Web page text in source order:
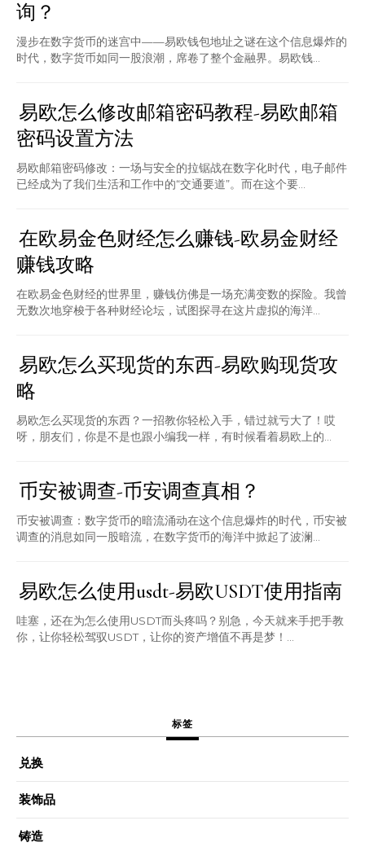
询？
漫步在数字货币的迷宫中——易欧钱包地址之谜在这个信息爆炸的
时代，数字货币如同一股浪潮，席卷了整个金融界。易欧钱...
易欧怎么修改邮箱密码教程-易欧邮箱
密码设置方法
易欧邮箱密码修改：一场与安全的拉锯战在数字化时代，电子邮件
已经成为了我们生活和工作中的“交通要道”。而在这个要...
在欧易金色财经怎么赚钱-欧易金财经
赚钱攻略
在欧易金色财经的世界里，赚钱仿佛是一场充满变数的探险。我曾
无数次地穿梭于各种财经论坛，试图探寻在这片虚拟的海洋...
易欧怎么买现货的东西-易欧购现货攻
略
易欧怎么买现货的东西？一招教你轻松入手，错过就亏大了！哎
呀，朋友们，你是不是也跟小编我一样，有时候看着易欧上的...
币安被调查-币安调查真相？
币安被调查：数字货币的暗流涌动在这个信息爆炸的时代，币安被
调查的消息如同一股暗流，在数字货币的海洋中掀起了波澜...
易欧怎么使用usdt-易欧USDT使用指南
哇塞，还在为怎么使用USDT而头疼吗？别急，今天就来手把手教
你，让你轻松驾驭USDT，让你的资产增值不再是梦！...
标签
兑换
装饰品
铸造